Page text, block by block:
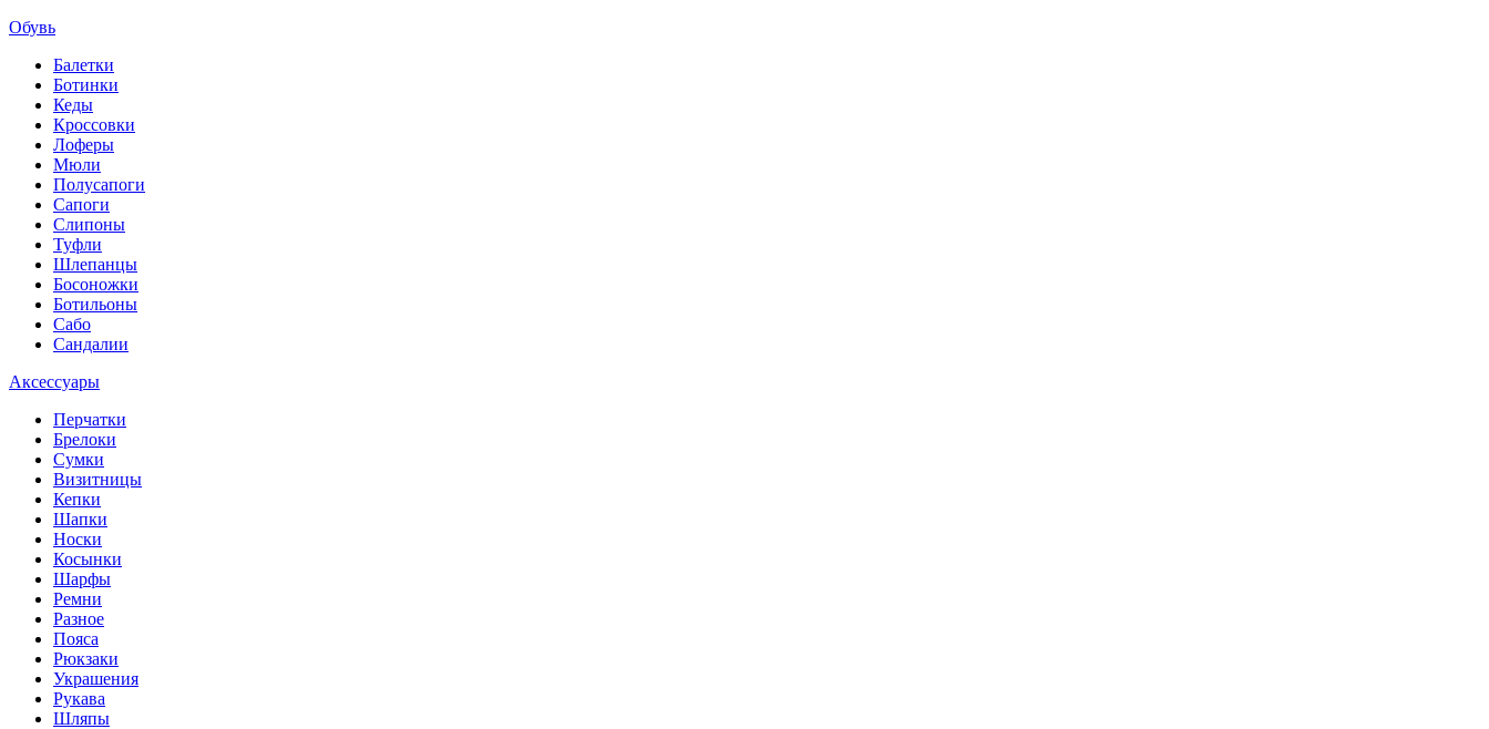
Обувь
Балетки
Ботинки
Кеды
Кроссовки
Лоферы
Мюли
Полусапоги
Сапоги
Слипоны
Туфли
Шлепанцы
Босоножки
Ботильоны
Сабо
Сандалии
Аксессуары
Перчатки
Брелоки
Сумки
Визитницы
Кепки
Шапки
Носки
Косынки
Шарфы
Ремни
Разное
Пояса
Рюкзаки
Украшения
Рукава
Шляпы